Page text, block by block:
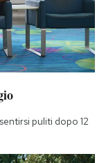
puliti dopo 12